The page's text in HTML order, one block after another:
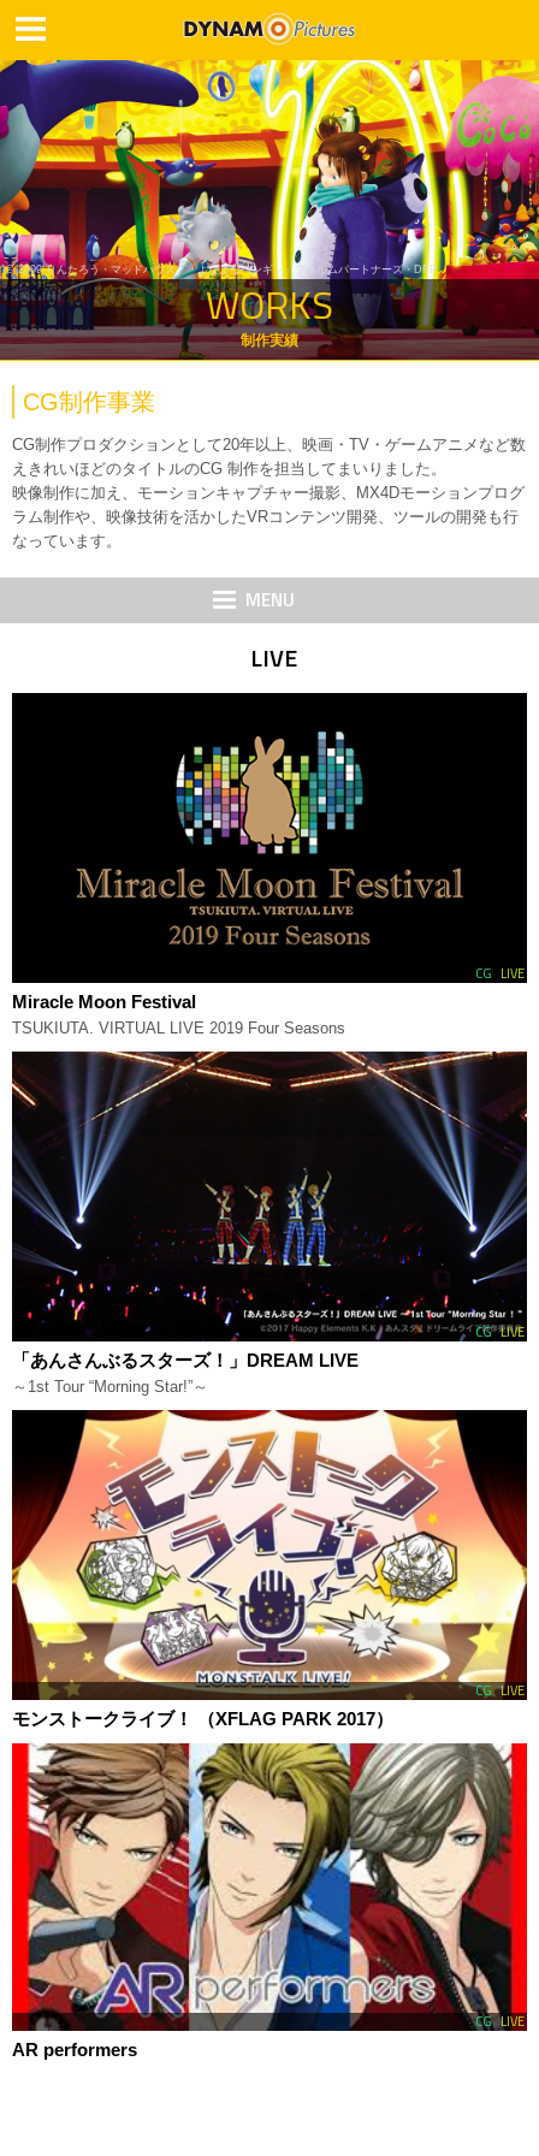
© 2009 りんたろう・マッドハウス／「よなよなペンギン」フィルムパートナーズ・DFP
WORKS
制作実績
CG制作事業
CG制作プロダクションとして20年以上、映画・TV・ゲームアニメなど数
えきれいほどのタイトルのCG 制作を担当してまいりました。
映像制作に加え、モーションキャプチャー撮影、MX4Dモーションプログ
ラム制作や、映像技術を活かしたVRコンテンツ開発、ツールの開発も行
なっています。
MENU
LIVE
CG LIVE
Miracle Moon Festival
TSUKIUTA. VIRTUAL LIVE 2019 Four Seasons
CG LIVE
「あんさんぶるスターズ！」DREAM LIVE
～1st Tour “Morning Star!”～
CG LIVE
モンストークライブ！ （XFLAG PARK 2017）
CG LIVE
AR performers